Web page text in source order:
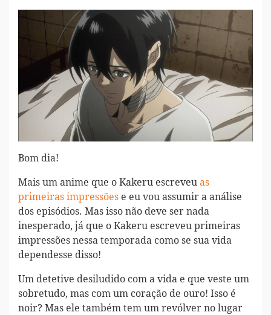
Bom dia!
Mais um anime que o Kakeru escreveuas
primeiras impressões e eu vou assumir a análise
dos episódios. Mas isso não deve ser nada
inesperado, já que o Kakeru escreveu primeiras
impressões nessa temporada como se sua vida
dependesse disso!
Um detetive desiludido com a vida e que veste um
sobretudo, mas com um coração de ouro! Isso é
noir? Mas ele também tem um revólver no lugar